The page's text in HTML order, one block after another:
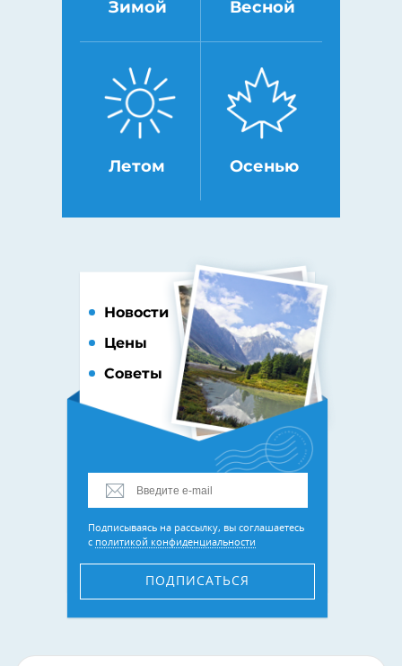
Зимой Весной
Летом Осенью
Новости
Цены
Советы
Подписываясь на рассылку, вы соглашаетесь
с политикой конфиденциальности
ПОДПИСАТЬСЯ